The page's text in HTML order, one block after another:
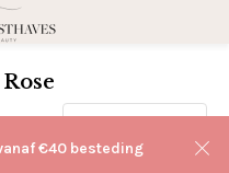
€40 besteding